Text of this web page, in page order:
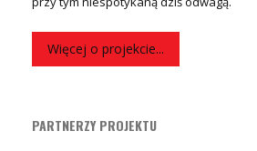
Więcej o projekcie...
PARTNERZY PROJEKTU